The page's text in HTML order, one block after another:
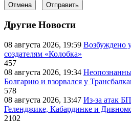
Отмена Отправить
Другие Новости
08 августа 2026, 19:59 Возбуждено
создателям «Колобка»
457
08 августа 2026, 19:34
Болгарию и взорвался у
578
08 августа 2026, 13:47 Из-за атак
Геленджике, Кабардинке и
2102